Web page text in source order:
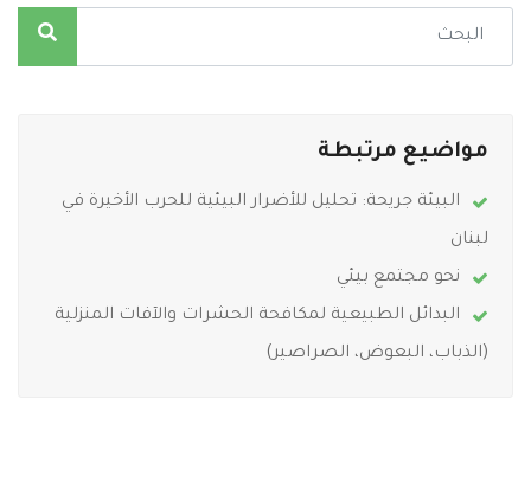
مواضيع مرتبطة
البيئة جريحة: تحليل للأضرار البيئية للحرب الأخيرة في
لبنان
نحو مجتمع بيئي
البدائل الطبيعية لمكافحة الحشرات والآفات المنزلية
(الذباب، البعوض، الصراصير)